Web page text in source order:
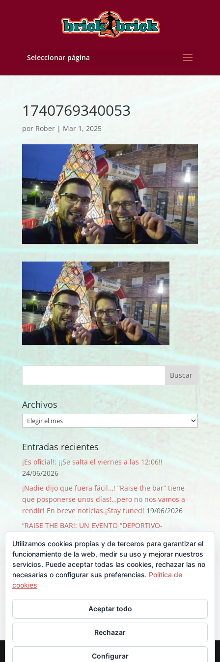
Seleccionar página
1740769340053
por Rober| Mar 1, 2025
Archivos
Archivos
Entradas recientes
¡Es oficial!: ¡¡Se salta el viernes a las 12:06!!
24/06/2026
¡Nadie dijo que fuera fácil…! “Raise the bar” tiene
que posponerse unos días!…pero no nos vamos a
rendir! En breve noticias.¡Stay tuned! 19/06/2026
“RAISE THE BAR!: UN EVENTO “DEPORTIVO-
AÑOS! 09/06/2026
¡GRACIAS, GRACIAS …Y GRACIAS! 29/08/2025
Llegó Junio y con él la Backyard!! 30/06/2025
Comentarios recientes
Elegant Themes| Desarrollado por
Utilizamos cookies propias y de terceros para garantizar el
funcionamiento de la web, medir su uso y mejorar nuestros
servicios. Puede aceptar todas las cookies, rechazar las no
necesarias o configurar sus preferencias. Política de
cookies
Aceptar todo
Rechazar
Configurar